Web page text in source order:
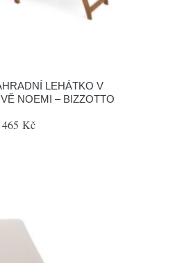
LEHÁTKO V
NOEMI – BIZZOTTO
Kč